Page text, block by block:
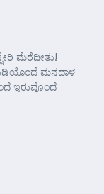
ಮೆರೆದೀತು!
ಮನದಾಳ
ಇರುವೊಂದೆ